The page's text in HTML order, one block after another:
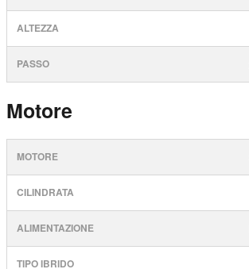
ALTEZZA
PASSO
Motore
MOTORE
CILINDRATA
ALIMENTAZIONE
TIPO IBRIDO